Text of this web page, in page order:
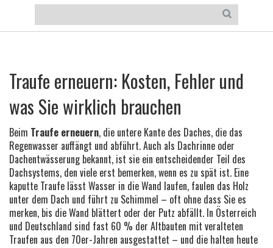
Traufe erneuern: Kosten, Fehler und
was Sie wirklich brauchen
Beim Traufe erneuern, die untere Kante des Daches, die das
Regenwasser auffängt und abführt. Auch als Dachrinne oder
Dachentwässerung bekannt, ist sie ein entscheidender Teil des
Dachsystems, den viele erst bemerken, wenn es zu spät ist. Eine
kaputte Traufe lässt Wasser in die Wand laufen, faulen das Holz
unter dem Dach und führt zu Schimmel – oft ohne dass Sie es
merken, bis die Wand blättert oder der Putz abfällt. In Österreich
und Deutschland sind fast 60 % der Altbauten mit veralteten
Traufen aus den 70er-Jahren ausgestattet – und die halten heute